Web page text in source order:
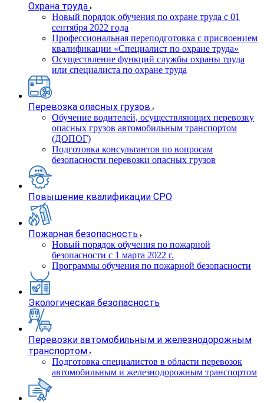
Охрана труда
Новый порядок обучения по охране труда с 01
сентября 2022 года
Профессиональная переподготовка с присвоением
квалификации «Специалист по охране труда»
Осуществление функций службы охраны труда
или специалиста по охране труда
Перевозка опасных грузов
Обучение водителей, осуществляющих перевозку
опасных грузов автомобильным транспортом
(ДОПОГ)
Подготовка консультантов по вопросам
безопасности перевозки опасных грузов
Повышение квалификации СРО
Пожарная безопасность
Новый порядок обучения по пожарной
безопасности с 1 марта 2022 г.
Программы обучения по пожарной безопасности
Экологическая безопасность
Перевозки автомобильным и железнодорожным
транспортом
Подготовка специалистов в области перевозок
автомобильным и железнодорожным транспортом